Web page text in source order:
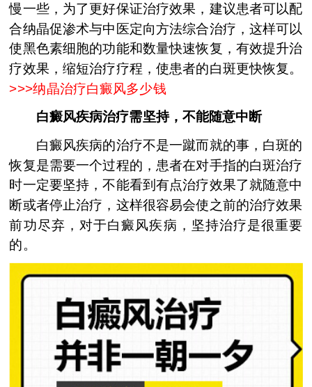
慢一些，为了更好保证治疗效果，建议患者可以配
合纳晶促渗术与中医定向方法综合治疗，这样可以
使黑色素细胞的功能和数量快速恢复，有效提升治
疗效果，缩短治疗疗程，使患者的白斑更快恢复。
>>>纳晶治疗白癜风多少钱
白癜风疾病治疗需坚持，不能随意中断
白癜风疾病的治疗不是一蹴而就的事，白斑的
恢复是需要一个过程的，患者在对手指的白斑治疗
时一定要坚持，不能看到有点治疗效果了就随意中
断或者停止治疗，这样很容易会使之前的治疗效果
前功尽弃，对于白癜风疾病，坚持治疗是很重要
的。